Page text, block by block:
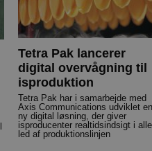
Tetra Pak lancerer
digital overvågning til
isproduktion
Tetra Pak har i samarbejde med
Axis Communications udviklet en
ny digital løsning, der giver
isproducenter realtidsindsigt i alle
led af produktionslinjen